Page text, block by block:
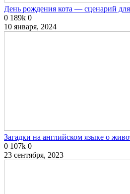
День рождения кота — сценарий для
0 189k 0
10 января, 2024
Загадки на английском языке о
0 107k 0
23 сентября, 2023